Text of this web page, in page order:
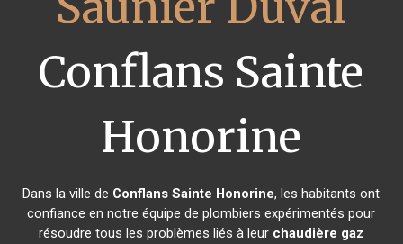
Conflans Sainte
Honorine
Dans la ville de Conflans Sainte Honorine, les habitants ont
confiance en notre équipe de plombiers expérimentés pour
résoudre tous les problèmes liés à leur chaudière gaz